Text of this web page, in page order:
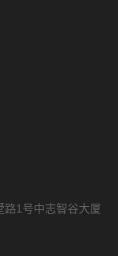
路1号中志智谷大厦